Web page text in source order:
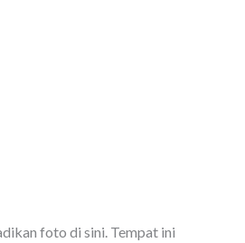
foto di sini. Tempat ini